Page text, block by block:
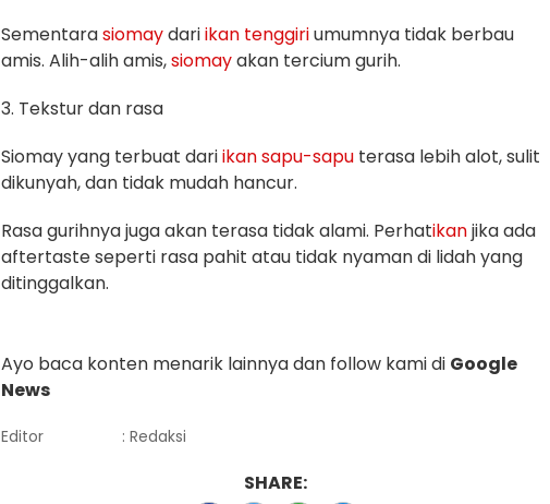
Sementarasiomaydariikan tenggiriumumnya tidak berbau
amis. Alih-alih amis,siomayakan tercium gurih.
3. Tekstur dan rasa
Siomay yang terbuat dariikansapu-sapu terasa lebih alot, sulit
dikunyah, dan tidak mudah hancur.
Rasa gurihnya juga akan terasa tidak alami. Perhatikanjika ada
aftertaste seperti rasa pahit atau tidak nyaman di lidah yang
ditinggalkan.
Ayo baca konten menarik lainnya dan follow kami di Google
News
Editor : Redaksi
SHARE: